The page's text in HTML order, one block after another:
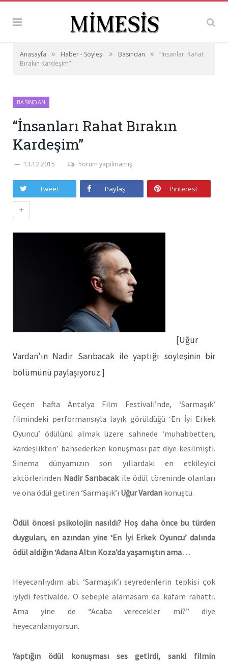
Anasayfa » Haber - Söyleşi » Basından »
“İnsanları Rahat
Bırakın Kardeşim”
BASINDAN
“İnsanları Rahat Bırakın
Kardeşim”
13.12.2015 Yorum yapılmamış
Tweet Paylaş Pinterest
+
[Uğur
Vardan’ın Nadir Sarıbacak ile yaptığı söyleşinin bir
bölümünü paylaşıyoruz.]
Geçen hafta Antalya Film Festivali’nde, ‘Sarmaşık’
filmindeki performansıyla layık görüldüğü ‘En İyi Erkek
Oyuncu’ ödülünü almak üzere sahnede ‘muhabbetten,
kardeşlikten’ bahsederken konuşması pat diye kesilmişti.
Sinema dünyamızın son yıllardaki en etkileyici
aktörlerinden Nadir Sarıbacak ile ödül töreninde olanları
ve ona ödül getiren ‘Sarmaşık’ı Uğur Vardan konuştu.
Ödül öncesi psikolojin nasıldı? Hoş daha önce bu türden
duyguları, en azından yine ‘En İyi Erkek Oyuncu’ dalında
ödül aldığın ‘Adana Altın Koza’da yaşamıştın ama…
Heyecanlıydım abi. ‘Sarmaşık’ı seyredenlerin tepkisi çok
iyiydi festivalde. O sebeple alamasam da kafam rahattı.
Ama yine de “Acaba verecekler mi?” diye
heyecanlanıyorsun.
Yaptığın ödül konuşması ses getirdi, sanki filmin